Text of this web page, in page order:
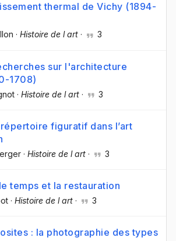
thermal de Vichy (1894-
· Histoire de l art · 3
sur l'architecture
1708)
· Histoire de l art · 3
répertoire figuratif dans l’art
· Histoire de l art · 3
temps et la restauration
· Histoire de l art · 3
: la photographie des types